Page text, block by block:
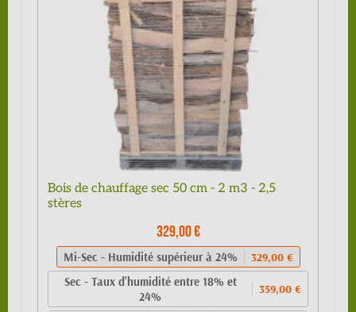
Bois de chauffage sec 50 cm - 2 m3 - 2,5
stères
329,00 €
Mi-Sec - Humidité supérieur à 24% 329,00 €
Sec - Taux d'humidité entre 18% et
24%
359,00 €